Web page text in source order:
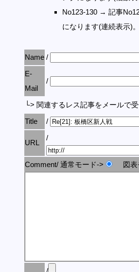
No123-130 → 記事
になります(連続表示)。
Name /
E-
Mail
/
└> 関連するレス記事をメールで
Title
/
URL
/
Comment/ 通常モード-> 図表